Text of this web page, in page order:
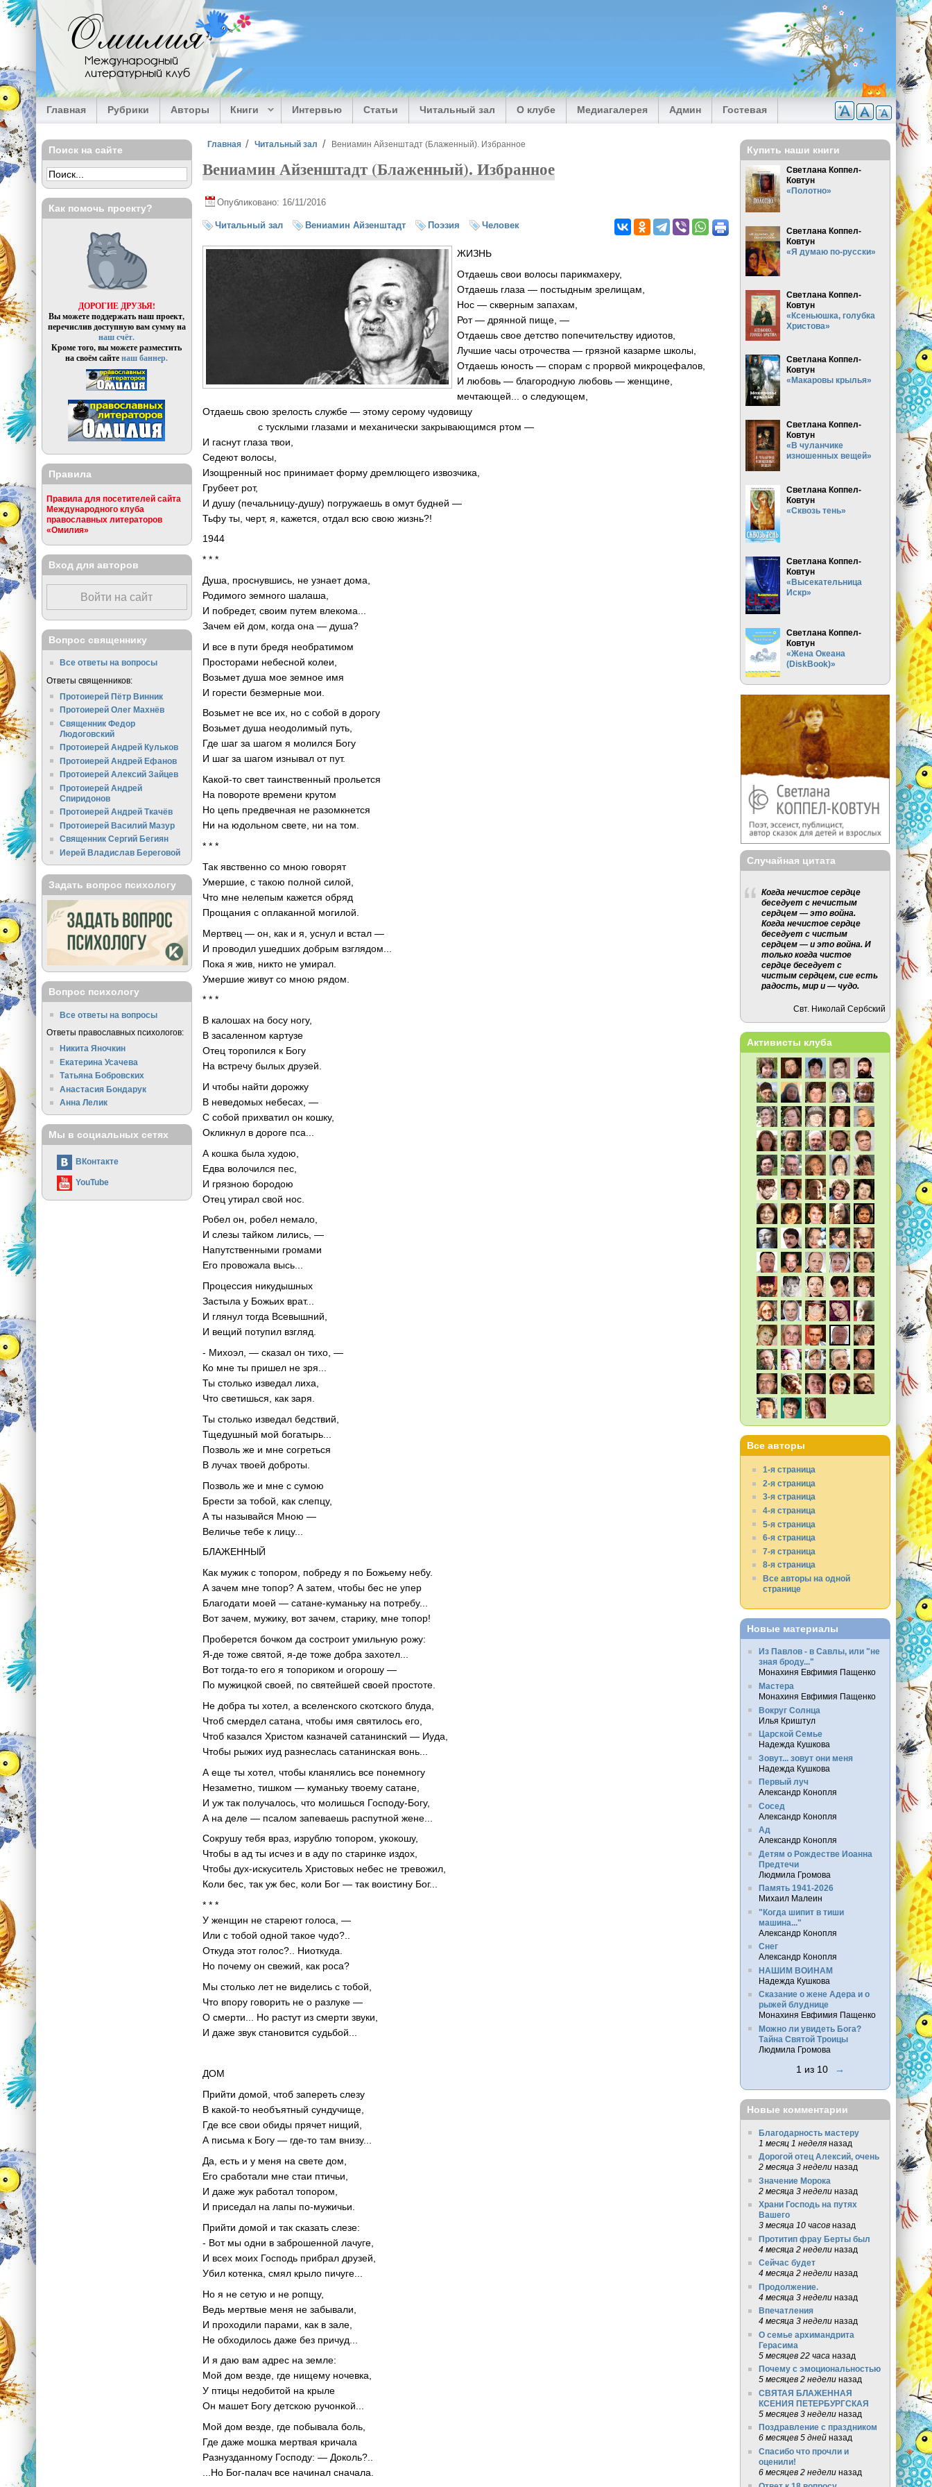
Перейти к основному содержанию
Омилия
Международный
литературный клуб
Главная Рубрики Авторы Книги Интервью Статьи Читальный зал О клубе Медиагалерея Админ Гостевая
Вы здесь
Главная Читальный зал Вениамин Айзенштадт (Блаженный). Избранное
Вениамин Айзенштадт (Блаженный). Избранное
Опубликовано: 16/11/2016
Читальный зал Вениамин Айзенштадт Поэзия Человек
ЖИЗНЬ
Отдаешь свои волосы парикмахеру,
Отдаешь глаза — постыдным зрелищам,
Нос — скверным запахам,
Рот — дрянной пище, —
Отдаешь свое детство попечительству идиотов,
Лучшие часы отрочества — грязной казарме школы,
Отдаешь юность — спорам с прорвой микроцефалов,
И любовь — благородную любовь — женщине,
мечтающей... о следующем,
Отдаешь свою зрелость службе — этому серому чудовищу
с тусклыми глазами и механически закрывающимся ртом —
И гаснут глаза твои,
Седеют волосы,
Изощренный нос принимает форму дремлющего извозчика,
Грубеет рот,
И душу (печальницу-душу) погружаешь в омут будней —
Тьфу ты, черт, я, кажется, отдал всю свою жизнь?!
1944
* * *
Душа, проснувшись, не узнает дома,
Родимого земного шалаша,
И побредет, своим путем влекома...
Зачем ей дом, когда она — душа?
И все в пути бредя необратимом
Просторами небесной колеи,
Возьмет душа мое земное имя
И горести безмерные мои.
Возьмет не все их, но с собой в дорогу
Возьмет душа неодолимый путь,
Где шаг за шагом я молился Богу
И шаг за шагом изнывал от пут.
Какой-то свет таинственный прольется
На повороте времени крутом
Но цепь предвечная не разомкнется
Ни на юдольном свете, ни на том.
* * *
Так явственно со мною говорят
Умершие, с такою полной силой,
Что мне нелепым кажется обряд
Прощания с оплаканной могилой.
Мертвец — он, как и я, уснул и встал —
И проводил ушедших добрым взглядом...
Пока я жив, никто не умирал.
Умершие живут со мною рядом.
* * *
В калошах на босу ногу,
В засаленном картузе
Отец торопился к Богу
На встречу былых друзей.
И чтобы найти дорожку
В неведомых небесах, —
С собой прихватил он кошку,
Окликнул в дороге пса...
А кошка была худою,
Едва волочился пес,
И грязною бородою
Отец утирал свой нос.
Робел он, робел немало,
И слезы тайком лились, —
Напутственными громами
Его провожала высь...
Процессия никудышных
Застыла у Божьих врат...
И глянул тогда Всевышний,
И вещий потупил взгляд.
- Михоэл, — сказал он тихо, —
Ко мне ты пришел не зря...
Ты столько изведал лиха,
Что светишься, как заря.
Ты столько изведал бедствий,
Тщедушный мой богатырь...
Позволь же и мне согреться
В лучах твоей доброты.
Позволь же и мне с сумою
Брести за тобой, как слепцу,
А ты называйся Мною —
Величье тебе к лицу...
БЛАЖЕННЫЙ
Как мужик с топором, побреду я по Божьему небу.
А зачем мне топор? А затем, чтобы бес не упер
Благодати моей — сатане-куманьку на потребу...
Вот зачем, мужику, вот зачем, старику, мне топор!
Проберется бочком да состроит умильную рожу:
Я-де тоже святой, я-де тоже добра захотел...
Вот тогда-то его я топориком и огорошу —
По мужицкой своей, по святейшей своей простоте.
Не добра ты хотел, а вселенского скотского блуда,
Чтоб смердел сатана, чтобы имя святилось его,
Чтоб казался Христом казначей сатанинский — Иуда,
Чтобы рыжих иуд разнеслась сатанинская вонь...
А еще ты хотел, чтобы кланялись все понемногу
Незаметно, тишком — куманьку твоему сатане,
И уж так получалось, что молишься Господу-Богу,
А на деле — псалом запеваешь распутной жене...
Сокрушу тебя враз, изрублю топором, укокошу,
Чтобы в ад ты исчез и в аду по старинке издох,
Чтобы дух-искуситель Христовых небес не тревожил,
Коли бес, так уж бес, коли Бог — так воистину Бог...
* * *
У женщин не стареют голоса, —
Или с тобой одной такое чудо?..
Откуда этот голос?.. Ниоткуда.
Но почему он свежий, как роса?
Мы столько лет не виделись с тобой,
Что впору говорить не о разлуке —
О смерти... Но растут из смерти звуки,
И даже звук становится судьбой...
ДОМ
Прийти домой, чтоб запереть слезу
В какой-то необъятный сундучище,
Где все свои обиды прячет нищий,
А письма к Богу — где-то там внизу...
Да, есть и у меня на свете дом,
Его сработали мне стаи птичьи,
И даже жук работал топором,
И приседал на лапы по-мужичьи.
Прийти домой и так сказать слезе:
- Вот мы одни в заброшенной лачуге,
И всех моих Господь прибрал друзей,
Убил котенка, смял крыло пичуге...
Но я не сетую и не ропщу,
Ведь мертвые меня не забывали,
И проходили парами, как в зале,
Не обходилось даже без причуд...
И я даю вам адрес на земле:
Мой дом везде, где нищему ночевка,
У птицы недобитой на крыле
Он машет Богу детскою ручонкой...
Мой дом везде, где побывала боль,
Где даже мошка мертвая кричала
Разнузданному Господу: — Доколь?..
...Но Бог-палач все начинал сначала.
Поиск на сайте
Как помочь проекту?
ДОРОГИЕ ДРУЗЬЯ!
Вы можете поддержать наш проект,
перечислив доступную вам сумму на
наш счёт.
Кроме того, вы можете разместить
на своём сайтенаш баннер.
Правила
Правила для посетителей сайта
Международного клуба
православных литераторов
«Омилия»
Вход для авторов
Войти на сайт
Вопрос священнику
Все ответы на вопросы
Ответы священников:
Протоиерей Пётр Винник
Протоиерей Олег Махнёв
Священник Федор
Людоговский
Протоиерей Андрей Кульков
Протоиерей Андрей Ефанов
Протоиерей Алексий Зайцев
Протоиерей Андрей
Спиридонов
Протоиерей Андрей Ткачёв
Протоиерей Василий Мазур
Священник Сергий Бегиян
Иерей Владислав Береговой
Задать вопрос психологу
Вопрос психологу
Все ответы на вопросы
Ответы православных психологов:
Никита Яночкин
Екатерина Усачева
Татьяна Бобровских
Анастасия Бондарук
Анна Лелик
Мы в социальных сетях
ВКонтакте
YouTube
Купить наши книги
Светлана Коппел-
Ковтун
«Полотно»
Светлана Коппел-
Ковтун
«Я думаю по-русски»
Светлана Коппел-
Ковтун
«Ксеньюшка, голубка
Христова»
Светлана Коппел-
Ковтун
«Макаровы крылья»
Светлана Коппел-
Ковтун
«В чуланчике
изношенных вещей»
Светлана Коппел-
Ковтун
«Сквозь тень»
Светлана Коппел-
Ковтун
«Высекательница
Искр»
Светлана Коппел-
Ковтун
«Жена Океана
(DiskBook)»
Случайная цитата
Когда нечистое сердце
беседует с нечистым
сердцем — это война.
Когда нечистое сердце
беседует с чистым
сердцем — и это война. И
только когда чистое
сердце беседует с
чистым сердцем, сие есть
радость, мир и — чудо.
Свт. Николай Сербский
Активисты клуба
Все авторы
1-я страница
2-я страница
3-я страница
4-я страница
5-я страница
6-я страница
7-я страница
8-я страница
Все авторы на одной
странице
Новые материалы
Из Павлов - в Савлы, или "не
зная броду..."
Монахиня Евфимия Пащенко
Мастера
Монахиня Евфимия Пащенко
Вокруг Солнца
Илья Криштул
Царской Семье
Надежда Кушкова
Зовут... зовут они меня
Надежда Кушкова
Первый луч
Александр Конопля
Сосед
Александр Конопля
Ад
Александр Конопля
Детям о Рождестве Иоанна
Предтечи
Людмила Громова
Память 1941-2026
Михаил Малеин
"Когда шипит в тиши
машина..."
Александр Конопля
Снег
Александр Конопля
НАШИМ ВОИНАМ
Надежда Кушкова
Сказание о жене Адера и о
рыжей блуднице
Монахиня Евфимия Пащенко
Можно ли увидеть Бога?
Тайна Святой Троицы
Людмила Громова
1 из 10 →
Новые комментарии
Благодарность мастеру
1 месяц 1 неделяназад
Дорогой отец Алексий, очень
2 месяца 3 неделиназад
Значение Морока
2 месяца 3 неделиназад
Храни Господь на путях
Вашего
3 месяца 10 часовназад
Протитип фрау Берты был
4 месяца 2 неделиназад
Сейчас будет
4 месяца 2 неделиназад
Продолжение.
4 месяца 3 неделиназад
Впечатления
4 месяца 3 неделиназад
О семье архимандрита
Герасима
5 месяцев 22 часа назад
Почему с эмоциональностью
5 месяцев 2 неделиназад
СВЯТАЯ БЛАЖЕННАЯ
КСЕНИЯ ПЕТЕРБУРГСКАЯ
5 месяцев 3 неделиназад
Поздравление с праздником
6 месяцев 5 днейназад
Спасибо что прочли и
оценили!
6 месяцев 2 неделиназад